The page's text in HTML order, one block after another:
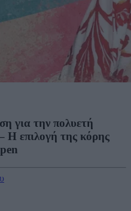
για την πολυετή
Η επιλογή της κόρης